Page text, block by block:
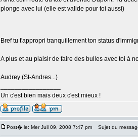
plonge avec lui (elle est valide pour toi aussi)
Bref tu t'appropri tranquillement ton status
A plus et au plaisir de faire des bulles avec toi à
Audrey (St-Andres...)
Un c'est bien mais deux c'est mieux !
Post� le: Mer Juil 09, 2008 7:47 pm Sujet du